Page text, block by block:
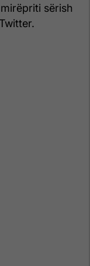
sërish